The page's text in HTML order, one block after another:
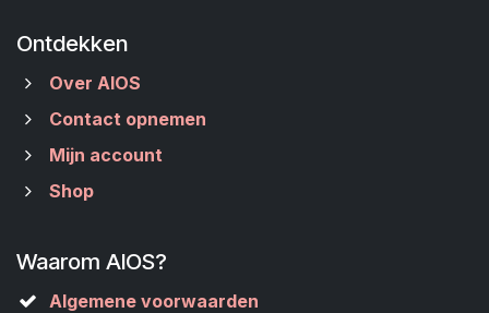
Ontdekken
Over AIOS
Contact opnemen
Mijn account
Shop
Waarom AIOS?
Algemene voorwaarden